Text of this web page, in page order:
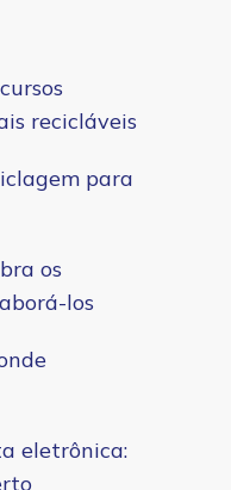
recicláveis
para
os
los
eletrônica: